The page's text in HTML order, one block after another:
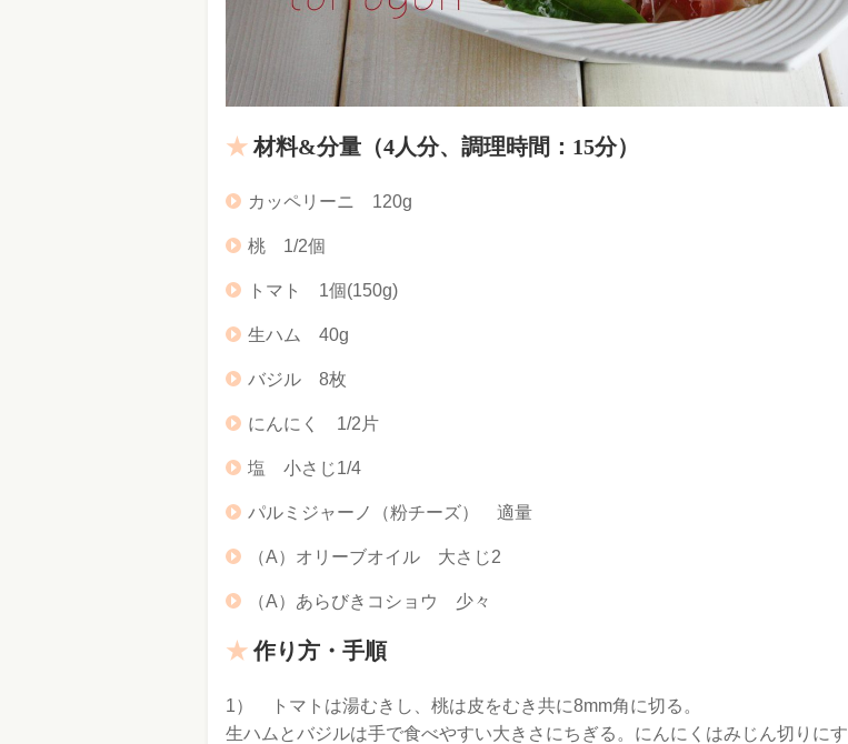
材料&分量（4人分、調理時間：15分）
カッペリーニ 120g
桃 1/2個
トマト 1個(150g)
生ハム 40g
バジル 8枚
にんにく 1/2片
塩 小さじ1/4
パルミジャーノ（粉チーズ） 適量
（A）オリーブオイル 大さじ2
（A）あらびきコショウ 少々
作り方・手順
1） トマトは湯むきし、桃は皮をむき共に8mm角に切る。
生ハムとバジルは手で食べやすい大きさにちぎる。にんにくはみじん切りにす